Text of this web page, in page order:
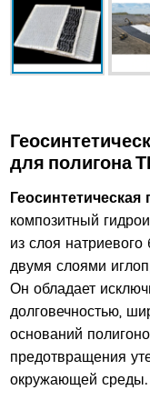
для полигона
композитный
из слоя
двумя слоями
Он обладает
долговечностью,
оснований
предотвращения
окружающей среды.